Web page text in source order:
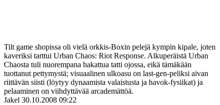
Tilt game shopissa oli vielä orkkis-Boxin pelejä kympin kipale, joten
kaveriksi tarttui Urban Chaos: Riot Response. Alkuperäistä Urban
Chaosta tuli nuorempana hakattua tatti ojossa, eikä tämäkään
tuottanut pettymystä; visuaalinen ulkoasu on last-gen-peliksi aivan
riittävän siisti (löytyy dynaamista valaistusta ja havok-fysiikat) ja
pelaaminen on viihdyttävää arcademättöä.
Jakel 30.10.2008 09:22